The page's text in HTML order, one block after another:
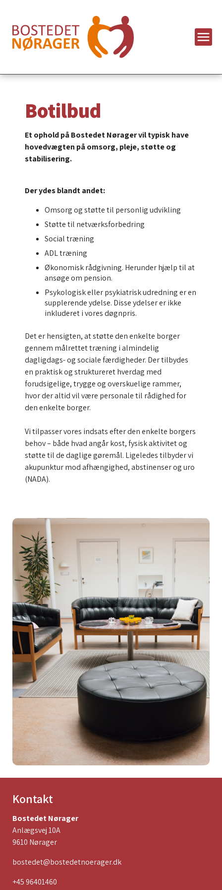
Botilbud
Et ophold på Bostedet Nørager vil typisk have
hovedvægten på omsorg, pleje, støtte og
stabilisering.
Der ydes blandt andet:
Omsorg og støtte til personlig udvikling
Støtte til netværksforbedring
Social træning
ADL træning
Økonomisk rådgivning. Herunder hjælp til at
ansøge om pension.
Psykologisk eller psykiatrisk udredning er en
supplerende ydelse. Disse ydelser er ikke
inkluderet i vores døgnpris.
Det er hensigten, at støtte den enkelte borger
gennem målrettet træning i almindelig
dagligdags- og sociale færdigheder. Der tilbydes
en praktisk og struktureret hverdag med
forudsigelige, trygge og overskuelige rammer,
hvor der altid vil være personale til rådighed for
den enkelte borger.
Vi tilpasser vores indsats efter den enkelte borgers
behov – både hvad angår kost, fysisk aktivitet og
støtte til de daglige gøremål. Ligeledes tilbyder vi
akupunktur mod afhængighed, abstinenser og uro
(NADA).
Kontakt
Bostedet Nørager
Anlægsvej 10A
9610 Nørager
bostedet@bostedetnoerager.dk
+45 96401460